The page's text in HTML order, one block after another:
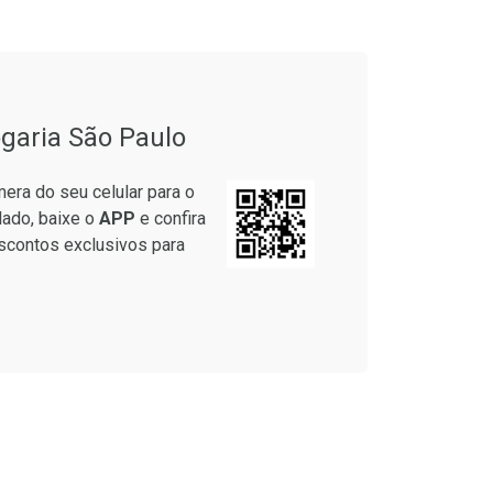
São Paulo
do seu celular para o
baixe o APP e confira
exclusivos para